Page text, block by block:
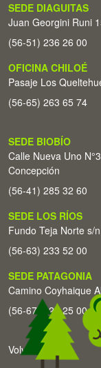
SEDE DIAGUITAS
Juan Georgini Runi
(56-51) 236 26 00
OFICINA CHILOÉ
Pasaje Los
(56-65) 263 65 74
SEDE BIOBÍO
Calle Nueva Uno
Concepción
(56-41) 285 32 60
SEDE LOS RÍOS
Fundo Teja Norte s/
(56-63) 233 52 00
SEDE PATAGONIA
Camino Coyhaique
(56-67) 226 25 00
Volver arriba